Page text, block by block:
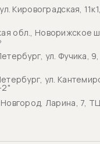
Кировоградская,
обл., Новорижское
ул. Фучика,
ул.
Ларина, 7,